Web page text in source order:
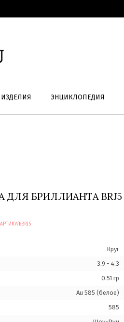
ЭНЦИКЛОПЕДИЯ
ДЛЯ БРИЛЛИАНТА BRJ5
АРТИКУЛ: BRJ5
Круг
3.9 - 4.3
0.51 гр
Au 585 (белое)
585